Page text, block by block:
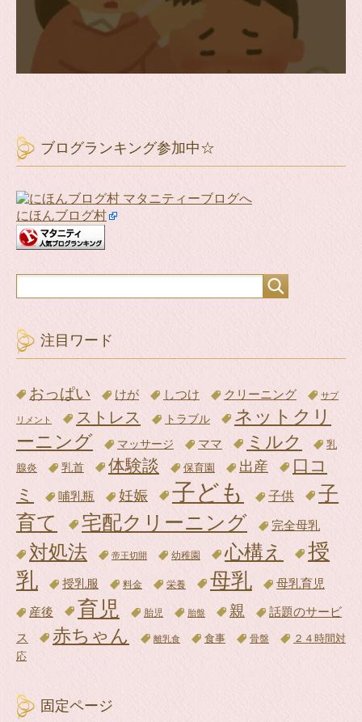
ブログランキング参加中☆
にほんブログ村
注目ワード
おっぱい けが しつけ クリーニング サプ
リメント ストレス トラブル
ネットクリ
ーニング
マッサージ ママ ミルク
乳
腺炎
乳首 体験談 保育園 出産
口コ
ミ
哺乳瓶 妊娠 子ども 子供
子
育て
宅配クリーニング 完全母乳
対処法 帝王切開 幼稚園 心構え
授
乳
授乳服 料金 栄養 母乳 母乳育児
産後 育児 胎児 胎盤 親
話題のサービ
ス
赤ちゃん 離乳食 食事 骨盤
２４時間対
応
固定ページ